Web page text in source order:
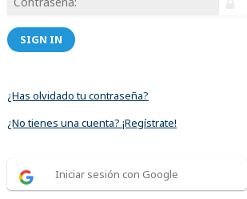
SIGN IN
¿Has olvidado tu contraseña?
¿No tienes una cuenta? ¡Regístrate!
Iniciar sesión con Google